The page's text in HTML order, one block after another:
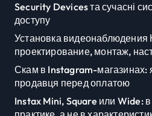
Security Devices та сучасні
доступу
Установка видеонаблюдения
проектирование, монтаж,
Скам в Instagram-магазинах:
продавця перед оплатою
Instax Mini, Square или Wide: